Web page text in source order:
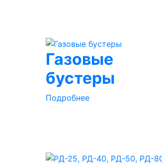
Газовые
бустеры
Подробнее